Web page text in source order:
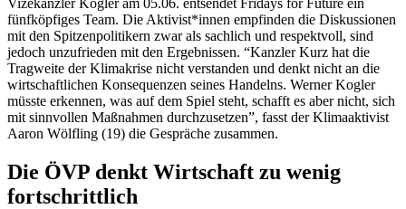
fünfköpfiges Team. Die Aktivist*innen empfinden die Diskussionen
mit den Spitzenpolitikern zwar als sachlich und respektvoll, sind
jedoch unzufrieden mit den Ergebnissen. “Kanzler Kurz hat die
Tragweite der Klimakrise nicht verstanden und denkt nicht an die
wirtschaftlichen Konsequenzen seines Handelns. Werner Kogler
müsste erkennen, was auf dem Spiel steht, schafft es aber nicht, sich
mit sinnvollen Maßnahmen durchzusetzen”, fasst der Klimaaktivist
Aaron Wölfling (19) die Gespräche zusammen.
Die ÖVP denkt Wirtschaft zu wenig
fortschrittlich